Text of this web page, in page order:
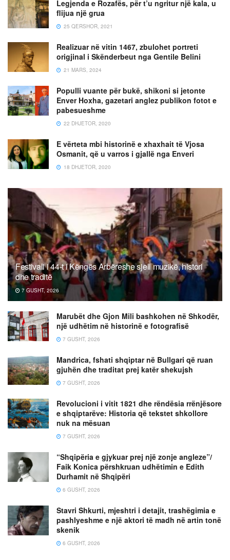
Legjenda e Rozafës, për t’u ngritur një kala, u
flijua një grua
25 QERSHOR, 2021
Realizuar në vitin 1467, zbulohet portreti
origjinal i Skënderbeut nga Gentile Belini
21 MARS, 2024
Populli vuante për bukë, shikoni si jetonte
Enver Hoxha, gazetari anglez publikon fotot e
pabesueshme
22 DHJETOR, 2020
E vërteta mbi historinë e xhaxhait të Vjosa
Osmanit, që u varros i gjallë nga Enveri
18 DHJETOR, 2020
Festivali i 44-t i Këngës Arbëreshe sjell muzikë, histori
dhe traditë
7 GUSHT, 2026
Marubët dhe Gjon Mili bashkohen në Shkodër,
një udhëtim në historinë e fotografisë
7 GUSHT, 2026
Mandrica, fshati shqiptar në Bullgari që ruan
gjuhën dhe traditat prej katër shekujsh
7 GUSHT, 2026
Revolucioni i vitit 1821 dhe rëndësia rrënjësore
e shqiptarëve: Historia që tekstet shkollore
nuk na mësuan
7 GUSHT, 2026
“Shqipëria e gjykuar prej një zonje angleze”/
Faik Konica përshkruan udhëtimin e Edith
Durhamit në Shqipëri
6 GUSHT, 2026
Stavri Shkurti, mjeshtri i detajit, trashëgimia e
pashlyeshme e një aktori të madh në artin tonë
skenik
6 GUSHT, 2026